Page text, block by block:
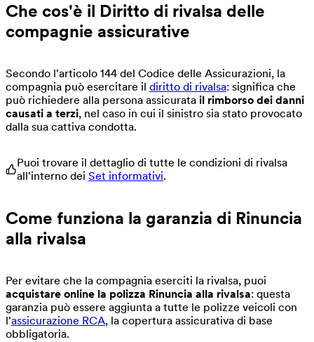
Che cos'è il Diritto di rivalsa delle
compagnie assicurative
Secondo l'articolo 144 del Codice delle Assicurazioni, la
compagnia può esercitare il diritto di rivalsa: significa che
può richiedere alla persona assicurata il rimborso dei danni
causati a terzi, nel caso in cui il sinistro sia stato provocato
dalla sua cattiva condotta.
Puoi trovare il dettaglio di tutte le condizioni di rivalsa
all'interno dei Set informativi.
Come funziona la garanzia di Rinuncia
alla rivalsa
Per evitare che la compagnia eserciti la rivalsa, puoi
acquistare online la polizza Rinuncia alla rivalsa: questa
garanzia può essere aggiunta a tutte le polizze veicoli con
l'assicurazione RCA, la copertura assicurativa di base
obbligatoria.